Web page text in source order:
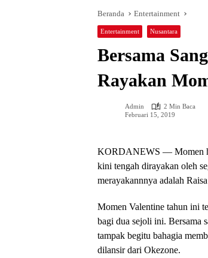
Beranda Entertainment
Entertainment Nusantara
Bersama
Rayakan
Admin
2 Min Baca
Februari 15, 2019
KORDANEWS — Momen
kini tengah dirayakan oleh
merayakannnya adalah
Momen Valentine tahun ini
bagi dua sejoli ini. Bersama
tampak begitu bahagia
dilansir dari Okezone.